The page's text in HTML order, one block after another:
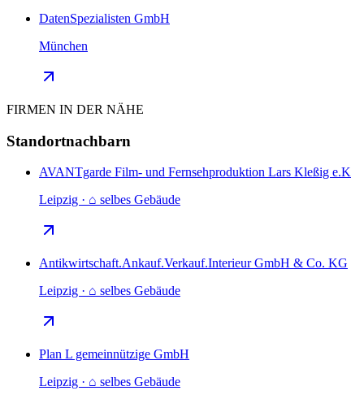
DatenSpezialisten GmbH
München
FIRMEN IN DER NÄHE
Standortnachbarn
AVANTgarde Film- und Fernsehproduktion Lars Kleßig e.K
Leipzig · ⌂ selbes Gebäude
Antikwirtschaft.Ankauf.Verkauf.Interieur GmbH & Co. KG
Leipzig · ⌂ selbes Gebäude
Plan L gemeinnützige GmbH
Leipzig · ⌂ selbes Gebäude